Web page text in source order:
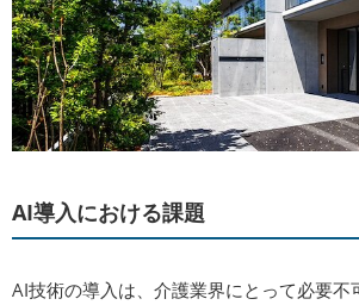
AI導入における課題
AI技術の導入は、介護業界にとって必要不